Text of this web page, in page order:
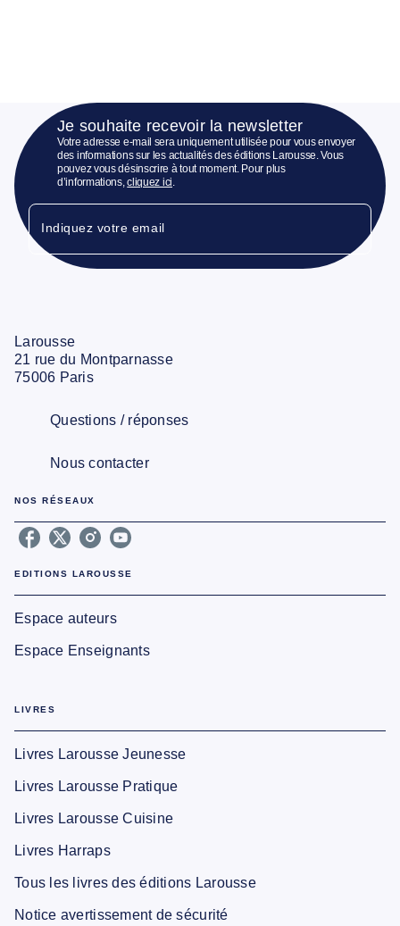
Je souhaite recevoir la newsletter
Votre adresse e-mail sera uniquement utilisée pour vous envoyer
des informations sur les actualités des éditions Larousse. Vous
pouvez vous désinscrire à tout moment. Pour plus
d’informations,cliquez ici
Indiquez votre email
Larousse
21 rue du Montparnasse
75006 Paris
Questions / réponses
Nous contacter
NOS RÉSEAUX
EDITIONS LAROUSSE
Espace auteurs
Espace Enseignants
LIVRES
Livres Larousse Jeunesse
Livres Larousse Pratique
Livres Larousse Cuisine
Livres Harraps
Tous les livres des éditions Larousse
Notice avertissement de sécurité